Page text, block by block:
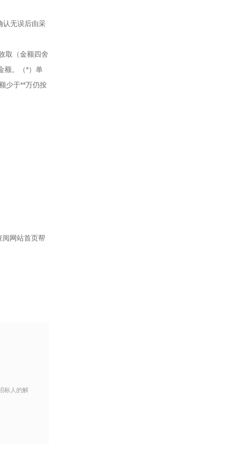
认无误后由采
取（金额四舍
额。（*）单
少于**万仍按
阅网站首页帮
标人的解